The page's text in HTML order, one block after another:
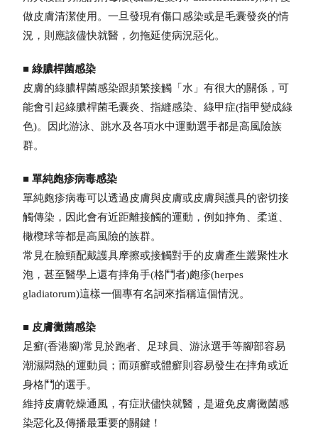
做皮膚清潔使用。一旦發現有傷口感染或是毛囊發炎的情
況，則應該儘快就醫，勿拖延使病況惡化。
■綠膿桿菌感染
皮膚的綠膿桿菌感染跟頻繁接觸「水」有很大的關係，可
能會引起綠膿桿菌毛囊炎、指縫感染、綠甲症(指甲變成綠
色)。因此游泳、跳水及各項水中運動選手都是高風險族
群。
■單純皰疹病毒感染
單純皰疹病毒可以透過皮膚與皮膚或皮膚與護具的密切接
觸傳染，因此會有近距離接觸的運動，例如摔角、柔道、
橄欖球等都是高風險的族群。
常見在臉頸配戴護具摩擦或接觸對手的皮膚產生叢聚性水
泡，甚至醫學上還有摔角手(格鬥者)皰疹(herpes
gladiatorum)這樣一個專有名詞來指稱這個情況。
■ 皮膚黴菌感染
足癬(香港腳)常見於跑者、足球員、游泳選手等腳部容易
潮濕悶熱的運動員；而頭癬或體癬則容易發生在摔角或近
身格鬥的選手。
維持皮膚乾燥通風，有症狀儘快就醫，是避免皮膚黴菌感
染惡化及傳播最重要的關鍵！